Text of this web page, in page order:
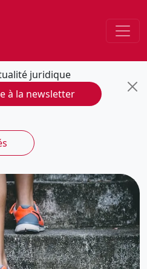
juridique
à la newsletter